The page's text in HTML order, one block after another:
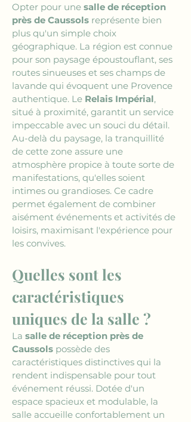
Opter pour une salle de réception
près de Caussols représente bien
plus qu'un simple choix
géographique. La région est connue
pour son paysage époustouflant, ses
routes sinueuses et ses champs de
lavande qui évoquent une Provence
authentique. Le Relais Impérial,
situé à proximité, garantit un service
impeccable avec un souci du détail.
Au-delà du paysage, la tranquillité
de cette zone assure une
atmosphère propice à toute sorte de
manifestations, qu'elles soient
intimes ou grandioses. Ce cadre
permet également de combiner
aisément événements et activités de
loisirs, maximisant l'expérience pour
les convives.
Quelles sont les
caractéristiques
uniques de la salle ?
La salle de réception près de
Caussols possède des
caractéristiques distinctives qui la
rendent indispensable pour tout
événement réussi. Dotée d'un
espace spacieux et modulable, la
salle accueille confortablement un